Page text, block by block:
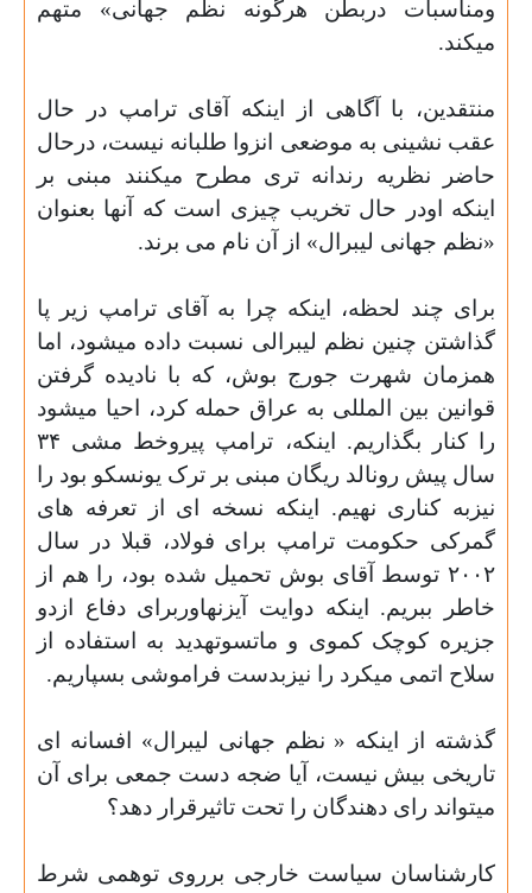
ومناسبات دربطن هرگونه نظم جهانی» متهم
میکند.
منتقدین، با آگاهی از اینکه آقای ترامپ در حال
عقب نشینی به موضعی انزوا طلبانه نیست، درحال
حاضر نظریه رندانه تری مطرح میکنند مبنی بر
اینکه اودر حال تخریب چیزی است که آنها بعنوان
«نظم جهانی لیبرال» از آن نام می برند.
برای چند لحظه، اینکه چرا به آقای ترامپ زیر پا
گذاشتن چنین نظم لیبرالی نسبت داده میشود، اما
همزمان شهرت جورج بوش، که با نادیده گرفتن
قوانین بین المللی به عراق حمله کرد، احیا میشود
را کنار بگذاریم. اینکه، ترامپ پیروخط مشی ٣۴
سال پیش رونالد ریگان مبنی بر ترک یونسکو بود را
نیزبه کناری نهیم. اینکه نسخه ای از تعرفه های
گمرکی حکومت ترامپ برای فولاد، قبلا در سال
٢٠٠٢ توسط آقای بوش تحمیل شده بود، را هم از
خاطر ببریم. اینکه دوایت آیزنهاوربرای دفاع ازدو
جزیره کوچک کموی و ماتسوتهدید به استفاده از
سلاح اتمی میکرد را نیزبدست فراموشی بسپاریم.
گذشته از اینکه « نظم جهانی لیبرال» افسانه ای
تاریخی بیش نیست، آیا ضجه دست جمعی برای آن
میتواند رای دهندگان را تحت تاثیرقرار دهد؟
کارشناسان سیاست خارجی برروی توهمی شرط